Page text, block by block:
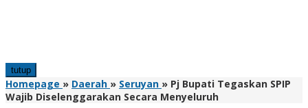
tutup
Homepage » Daerah » Seruyan » Pj Bupati Tegaskan SPIP
Wajib Diselenggarakan Secara Menyeluruh